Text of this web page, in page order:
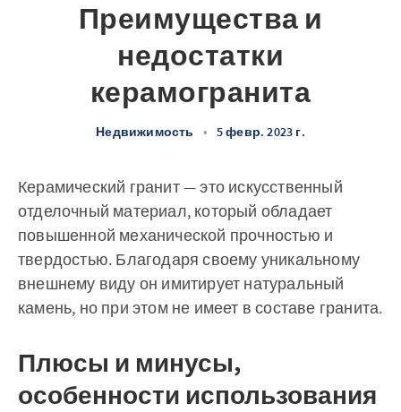
Преимущества и
недостатки
керамогранита
Недвижимость • 5 февр. 2023 г.
Керамический гранит — это искусственный
отделочный материал, который обладает
повышенной механической прочностью и
твердостью. Благодаря своему уникальному
внешнему виду он имитирует натуральный
камень, но при этом не имеет в составе гранита.
Плюсы и минусы,
особенности использования